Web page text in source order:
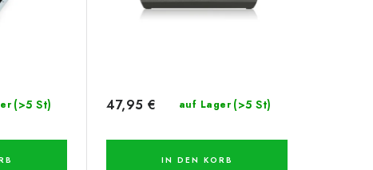
(>5 St) auf Lager (>5 St)
47,95 €
IN DEN KORB